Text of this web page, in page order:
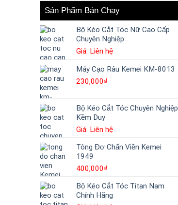
Sản Phẩm Bán Chạy
Bộ Kéo Cắt Tóc Nữ Cao Cấp
Chuyên Nghiệp
Giá: Liên hệ
Máy Cạo Râu Kemei KM-8013
230,000₫
Bộ Kéo Cắt Tóc Chuyên Nghiệp
Kềm Duy
Giá: Liên hệ
Tông Đơ Chấn Viền Kemei
1949
400,000₫
Bộ Kéo Cắt Tóc Titan Nam
Chính Hãng